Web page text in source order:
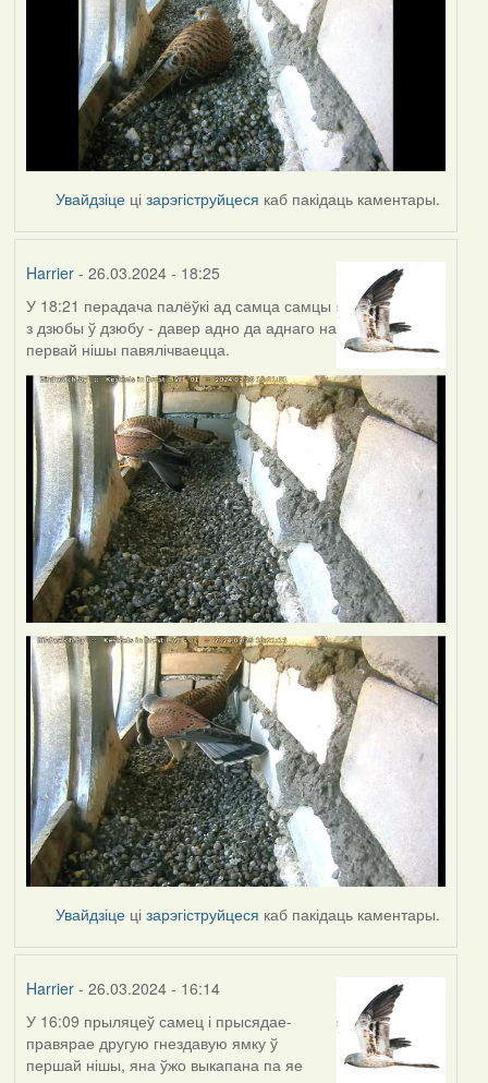
Увайдзіце цізарэгіструйцеся каб пакідаць каментары.
Harrier- 26.03.2024 - 18:25
У 18:21 перадача палёўкі ад самца самцы
з дзюбы ў дзюбу - давер адно да аднаго на
первай нішы павялічваецца.
Увайдзіце цізарэгіструйцеся каб пакідаць каментары.
Harrier- 26.03.2024 - 16:14
У 16:09 прыляцеў самец і прысядае-
правярае другую гнездавую ямку ў
першай нішы, яна ўжо выкапана па яе